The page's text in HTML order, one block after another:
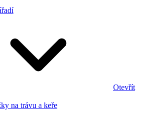
Otevřít
na trávu a keře